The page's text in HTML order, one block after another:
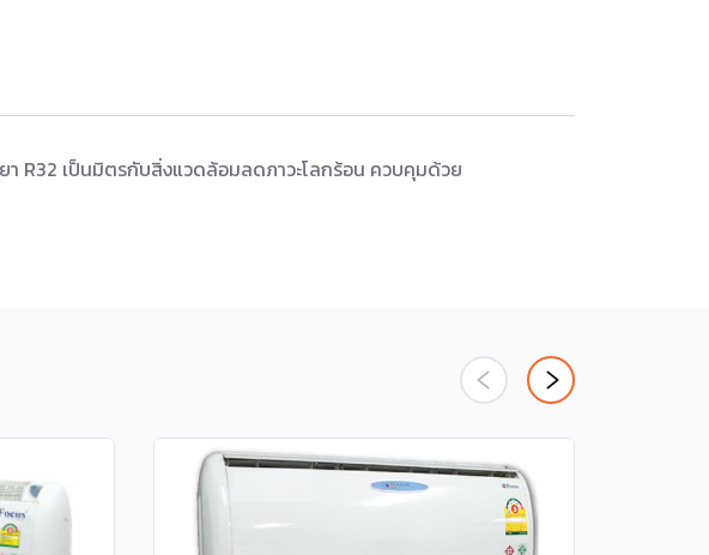
า R32 เป็นมิตรกับสิ่งแวดล้อมลดภาวะโลกร้อน ควบคุมด้วย